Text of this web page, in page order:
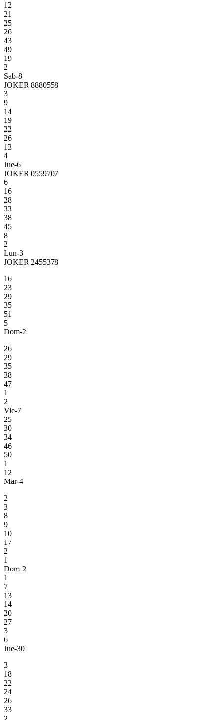
12
21
25
26
43
49
19
2
Sab-8
JOKER 8880558
3
9
14
19
22
26
13
4
Jue-6
JOKER 0559707
6
16
28
33
38
45
8
2
Lun-3
JOKER 2455378
16
23
29
35
51
5
Dom-2
26
29
35
38
47
1
2
Vie-7
25
30
34
46
50
1
12
Mar-4
2
3
8
9
10
17
2
1
Dom-2
1
7
13
14
20
27
3
6
Jue-30
3
18
22
24
26
33
2